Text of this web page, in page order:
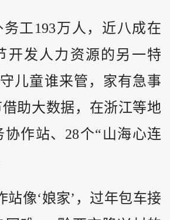
务工193万人，近八成在
开发人力资源的另一特
儿童谁来管，家有急事
助大数据，在浙江等地
协作站、28个“山海心连
站像‘娘家’，过年包车接